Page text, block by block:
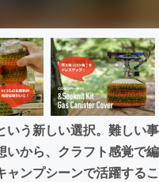
う新しい選択。難しい
から、クラフト感覚で
ンプシーンで活躍する